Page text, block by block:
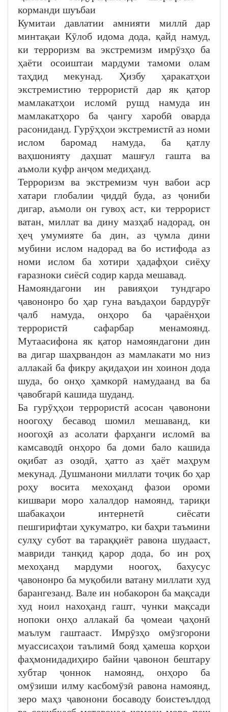
корманди шуъбаи
Кумитаи давлатии амнияти миллӣ дар
минтақаи Кӯлоб идома дода, қайд намуд,
ки терроризм ва экстремизм имрӯзҳо ба
ҳаёти осоиштаи мардуми тамоми олам
таҳдид мекунад. Ҳизбу ҳаракатҳои
экстремистию террористӣ дар як қатор
мамлакатҳои исломӣ рушд намуда ин
мамлакатҳоро ба ҷангу харобӣ оварда
расониданд. Гурӯҳҳои экстремистӣ аз номи
ислом баромад намуда, ба қатлу
ваҳшонияту даҳшат машғул гашта ва
аъмоли куфр анҷом медиҳанд.
Терроризм ва экстремизм чун вабои аср
хатари глобалии ҷиддӣ буда, аз ҷониби
дигар, аъмоли он гувоҳ аст, ки террорист
ватан, миллат ва дину мазҳаб надорад, он
ҳеҷ умумияте ба дин, аз ҷумла дини
мубини ислом надорад ва бо истифода аз
номи ислом ба хотири ҳадафҳои сиёҳу
ғаразноки сиёсӣ содир карда мешавад.
Намояндагони ин равияҳои тундгаро
ҷавононро бо ҳар гуна ваъдаҳои бардурӯғ
ҷалб намуда, онҳоро ба ҷараёнҳои
террористӣ сафарбар менамоянд.
Мутаасифона як қатор намояндагони дин
ва дигар шаҳрвандон аз мамлакати мо низ
аллакай ба фикру ақидаҳои ин хоинон дода
шуда, бо онҳо ҳамкорӣ намудаанд ва ба
ҷавобгарӣ кашида шуданд.
Ба гурӯҳҳои террористӣ асосан ҷавонони
ноогоҳу бесавод шомил мешаванд, ки
ноогоҳӣ аз асолати фарҳанги исломӣ ва
камсаводӣ онҳоро ба доми бало кашида
оқибат аз озодӣ, ҳатто аз ҳаёт маҳрум
мекунад. Душманони миллати тоҷик бо ҳар
роҳу восита мехоҳанд фазои ороми
кишвари моро халалдор намоянд, тариқи
шабакаҳои интернетӣ сиёсати
пешгирифтаи ҳукуматро, ки баҳри таъмини
сулҳу субот ва тараққиёт равона шудааст,
мавриди танқид қарор дода, бо ин роҳ
мехоҳанд мардуми ноогоҳ, бахусус
ҷавононро ба муқобили ватану миллати худ
барангезанд. Вале ин нобакорон ба мақсади
худ ноил нахоҳанд гашт, чунки мақсади
нопоки онҳо аллакай ба ҷомеаи ҷаҳонӣ
маълум гаштааст. Имрӯзҳо омӯзгорони
муассисаҳои таълимӣ бояд ҳамеша корҳои
фаҳмонидадиҳиро байни ҷавонон бештару
хубтар ҷоннок намоянд, онҳоро ба
омӯзиши илму касбомӯзӣ равона намоянд,
зеро маҳз ҷавонони босаводу боистеълдод